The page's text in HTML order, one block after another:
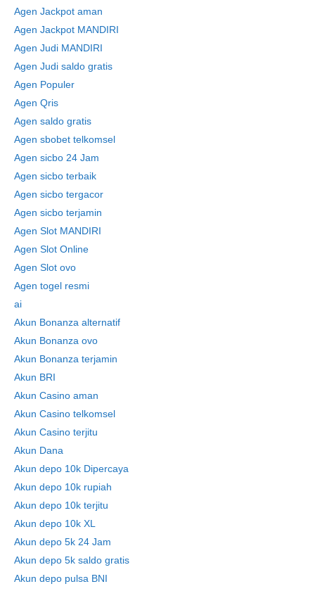
Agen Jackpot aman
Agen Jackpot MANDIRI
Agen Judi MANDIRI
Agen Judi saldo gratis
Agen Populer
Agen Qris
Agen saldo gratis
Agen sbobet telkomsel
Agen sicbo 24 Jam
Agen sicbo terbaik
Agen sicbo tergacor
Agen sicbo terjamin
Agen Slot MANDIRI
Agen Slot Online
Agen Slot ovo
Agen togel resmi
ai
Akun Bonanza alternatif
Akun Bonanza ovo
Akun Bonanza terjamin
Akun BRI
Akun Casino aman
Akun Casino telkomsel
Akun Casino terjitu
Akun Dana
Akun depo 10k Dipercaya
Akun depo 10k rupiah
Akun depo 10k terjitu
Akun depo 10k XL
Akun depo 5k 24 Jam
Akun depo 5k saldo gratis
Akun depo pulsa BNI